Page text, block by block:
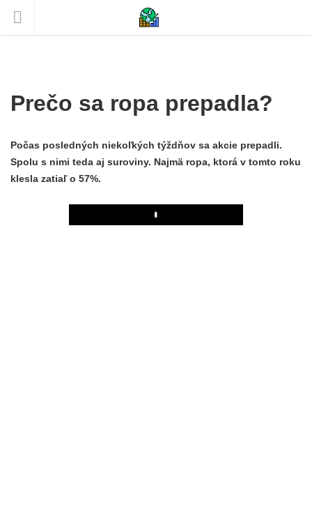
Prečo sa ropa prepadla?
Počas posledných niekoľkých týždňov sa akcie prepadli.
Spolu s nimi teda aj suroviny. Najmä ropa, ktorá v tomto roku
klesla zatiaľ o 57%.
Play